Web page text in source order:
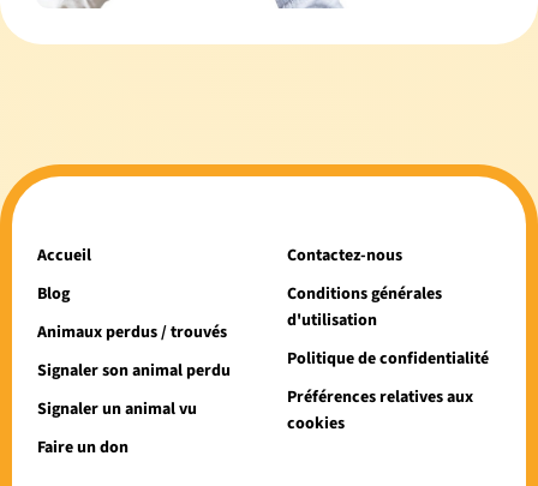
Accueil
Blog
Animaux perdus / trouvés
Signaler son animal perdu
Signaler un animal vu
Faire un don
Contactez-nous
Conditions générales
d'utilisation
Politique de confidentialité
Préférences relatives aux
cookies